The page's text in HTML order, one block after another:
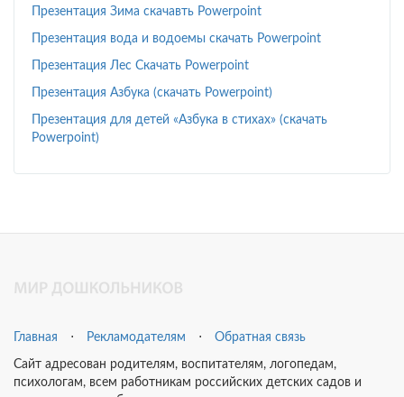
Презентация Зима скачавть Powerpoint
Презентация вода и водоемы скачать Powerpoint
Презентация Лес Скачать Powerpoint
Презентация Азбука (скачать Powerpoint)
Презентация для детей «Азбука в стихах» (скачать
Powerpoint)
Главная ⋅ Рекламодателям ⋅ Обратная связь
Сайт адресован родителям, воспитателям, логопедам,
психологам, всем работникам российских детских садов и